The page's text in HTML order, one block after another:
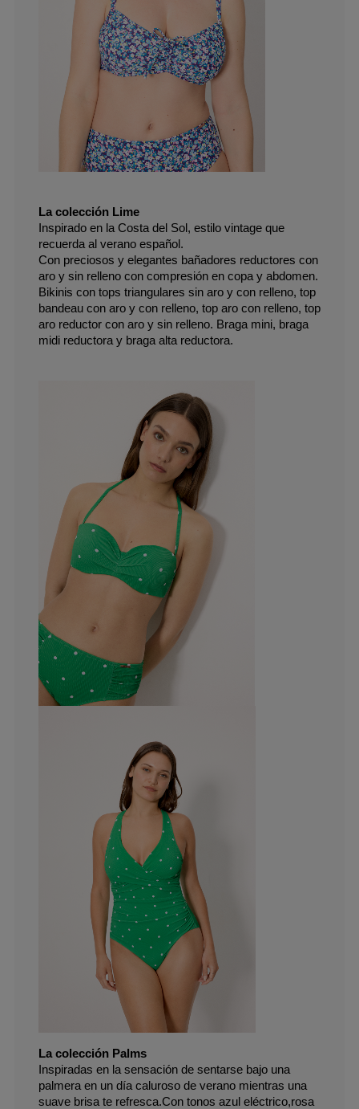
La colección Lime
Inspirado en la Costa del Sol, estilo vintage que
recuerda al verano español.
Con preciosos y elegantes bañadores reductores con
aro y sin relleno con compresión en copa y abdomen.
Bikinis con tops triangulares sin aro y con relleno, top
bandeau con aro y con relleno, top aro con relleno, top
aro reductor con aro y sin relleno. Braga mini, braga
midi reductora y braga alta reductora.
La colección Palms
Inspiradas en la sensación de sentarse bajo una
palmera en un día caluroso de verano mientras una
suave brisa te refresca.Con tonos azul eléctrico,rosa